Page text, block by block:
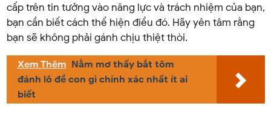
cấp trên tin tưởng vào năng lực và trách nhiệm của bạn,
bạn cần biết cách thể hiện điều đó. Hãy yên tâm rằng
bạn sẽ không phải gánh chịu thiệt thòi.
Xem Thêm Nằm mơ thấy bắt tôm
đánh lô đề con gì chính xác nhất ít ai
biết